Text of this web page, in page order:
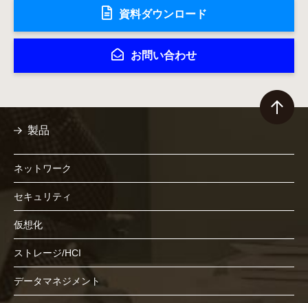
資料ダウンロード
お問い合わせ
製品
ネットワーク
セキュリティ
仮想化
ストレージ/HCI
データマネジメント